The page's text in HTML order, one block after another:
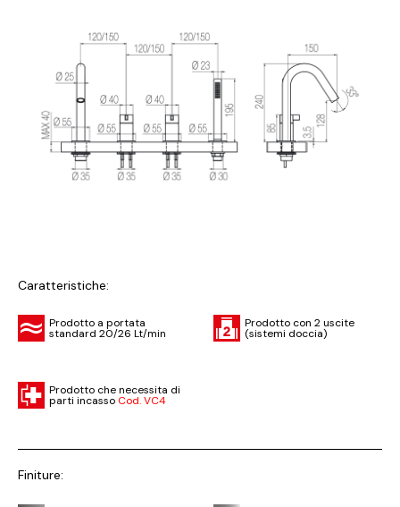
Caratteristiche:
Prodotto a portata
standard 20/26 Lt/min
Prodotto con 2 uscite
(sistemi doccia)
Prodotto che necessita di
parti incasso Cod. VC4
Finiture: